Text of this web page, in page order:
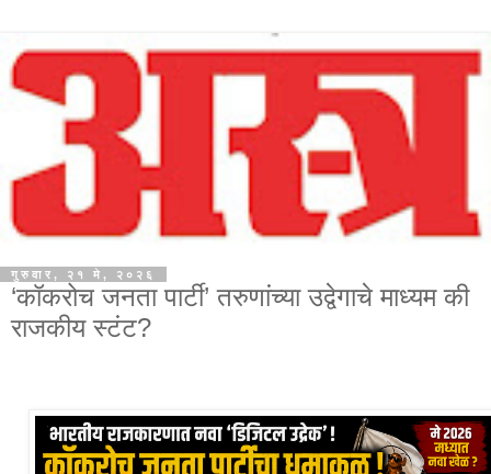
गुरुवार, २१ मे, २०२६
‘कॉकरोच जनता पार्टी’ तरुणांच्या उद्वेगाचे माध्यम की
राजकीय स्टंट?